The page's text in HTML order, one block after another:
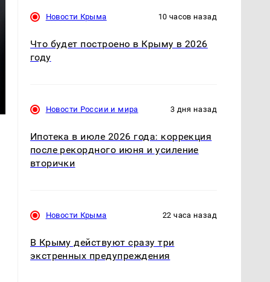
Новости Крыма 10 часов назад
Что будет построено в Крыму в 2026
году
Новости России и мира 3 дня назад
Ипотека в июле 2026 года: коррекция
после рекордного июня и усиление
вторички
Новости Крыма 22 часа назад
В Крыму действуют сразу три
экстренных предупреждения